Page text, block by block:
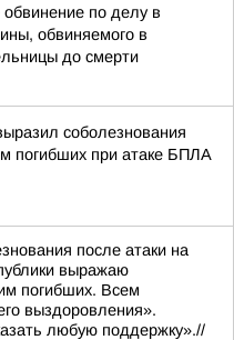
обвинение по делу в
обвиняемого в
до смерти
соболезнования
погибших при атаке БПЛА
после атаки на
выражаю
погибших. Всем
выздоровления».
любую поддержку».//